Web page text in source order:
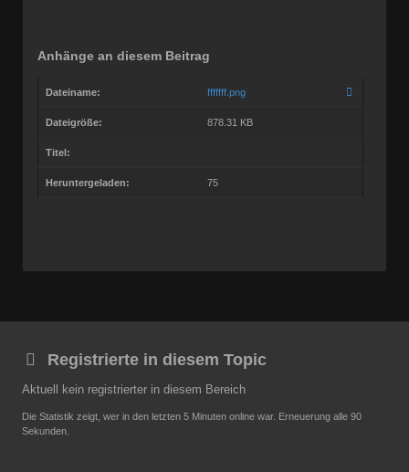
Anhänge an diesem Beitrag
Dateiname: fffffff.png
Dateigröße: 878.31 KB
Titel:
Heruntergeladen: 75
Registrierte in diesem Topic
Aktuell kein registrierter in diesem Bereich
Die Statistik zeigt, wer in den letzten 5 Minuten online war. Erneuerung alle 90
Sekunden.